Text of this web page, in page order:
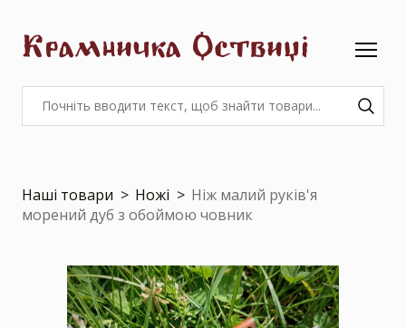
Крамничка Оствиці
Наші товари Ножі
Ніж малий руків'я
морений дуб з обоймою човник